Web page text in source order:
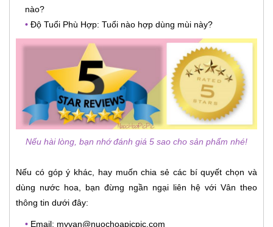
nào?
• Độ Tuổi Phù Hợp: Tuổi nào hợp dùng mùi này?
Nếu hài lòng, bạn nhớ đánh giá 5 sao cho sản phẩm nhé!
Nếu có góp ý khác, hay muốn chia sẻ các bí quyết chọn và
dùng nước hoa, bạn đừng ngần ngại liên hệ với Vân theo
thông tin dưới đây:
• Email: myvan@nuochoapicpic.com